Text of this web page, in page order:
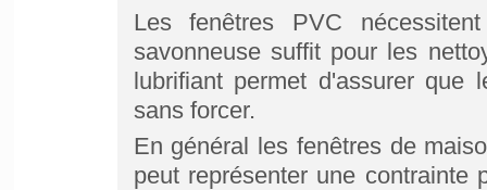
Les fenêtres PVC
savonneuse suffit pour les
lubrifiant permet d'assurer que
sans forcer.
En général les fenêtres de
peut représenter une contrainte